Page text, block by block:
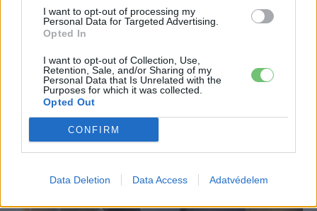
I want to opt-out of processing my
Personal Data for Targeted Advertising.
Opted In
I want to opt-out of Collection, Use,
Retention, Sale, and/or Sharing of my
Personal Data that Is Unrelated with the
Purposes for which it was collected.
Opted Out
CONFIRM
Data Deletion Data Access Adatvédelem
AC töltésnél minden Sealion 711 kW-tal
tölthető. DC
gyorstöltésnél a kisebb akkumulátor150 kW
, a nagyobb
AWD esetében10-ről 80%-ra körülbelül 24 perc
Ez már nem csak marketingadat, hanem valóban
használható érték hosszabb utak során is.